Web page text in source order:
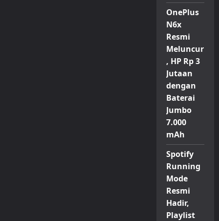
OnePlus
N6x
Resmi
Meluncur
, HP Rp 3
Jutaan
dengan
Baterai
Jumbo
7.000
mAh
Spotify
Running
Mode
Resmi
Hadir,
Playlist